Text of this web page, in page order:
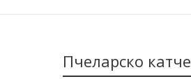
Пчеларско катче